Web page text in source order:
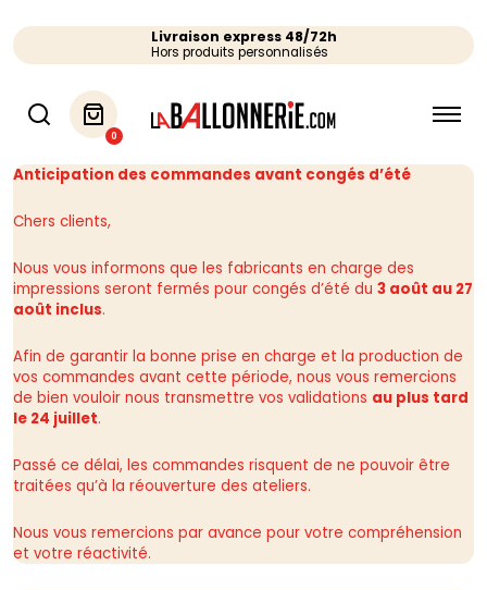
Livraison express 48/72h
Hors produits personnalisés
0
Anticipation des commandes avant congés d’été
Chers clients,
Nous vous informons que les fabricants en charge des
impressions seront fermés pour congés d’été du 3 août au 27
août inclus.
Afin de garantir la bonne prise en charge et la production de
vos commandes avant cette période, nous vous remercions
de bien vouloir nous transmettre vos validations au plus tard
le 24 juillet.
Passé ce délai, les commandes risquent de ne pouvoir être
traitées qu’à la réouverture des ateliers.
Nous vous remercions par avance pour votre compréhension
et votre réactivité.